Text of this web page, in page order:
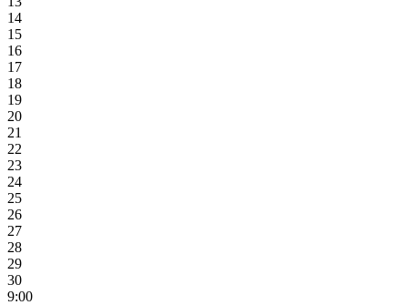
14
15
16
17
18
19
20
21
22
23
24
25
26
27
28
29
30
9:00